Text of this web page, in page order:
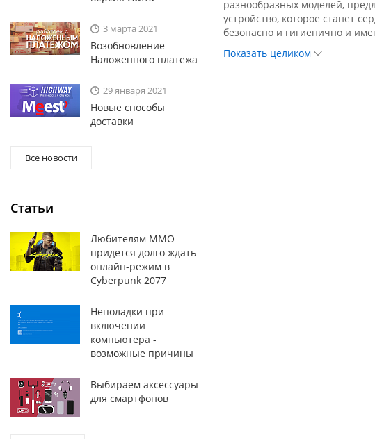
3 марта 2021
Возобновление
Наложенного платежа
29 января 2021
Новые способы
доставки
Все новости
Статьи
Любителям MMO
придется долго ждать
онлайн-режим в
Cyberpunk 2077
Неполадки при
включении
компьютера -
возможные причины
Выбираем аксессуары
для смартфонов
разнообразных моделей,
устройство, которое станет
безопасно и гигиенично и
Идеальный холодильник
Показать целиком